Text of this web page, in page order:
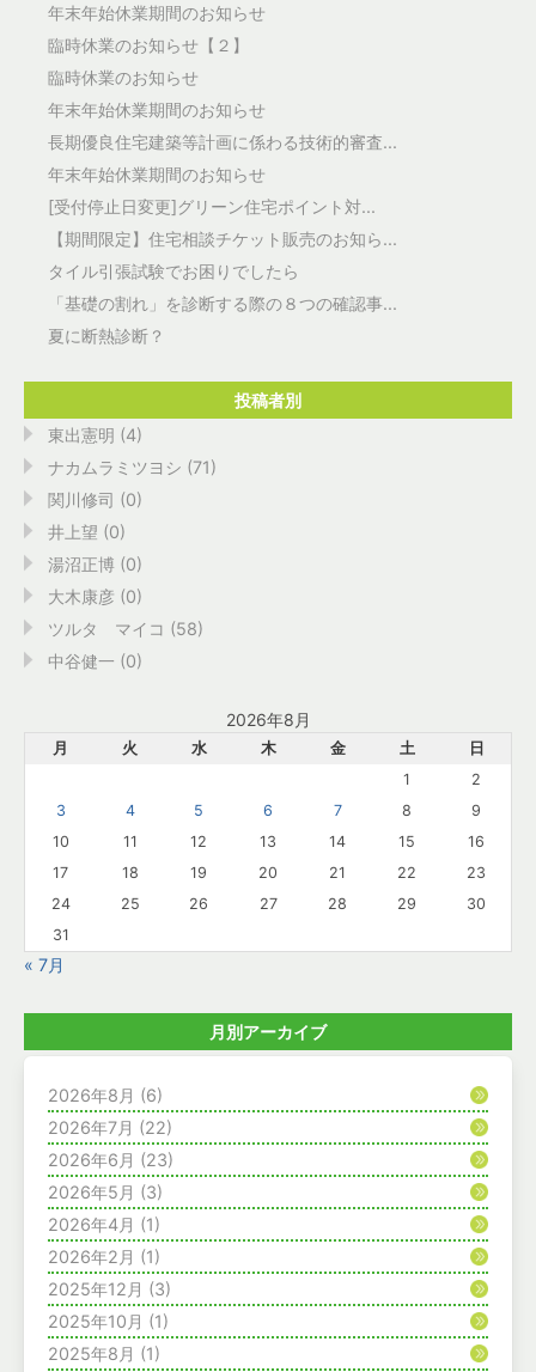
年末年始休業期間のお知らせ
臨時休業のお知らせ【２】
臨時休業のお知らせ
年末年始休業期間のお知らせ
長期優良住宅建築等計画に係わる技術的審査...
年末年始休業期間のお知らせ
[受付停止日変更]グリーン住宅ポイント対...
【期間限定】住宅相談チケット販売のお知ら...
タイル引張試験でお困りでしたら
「基礎の割れ」を診断する際の８つの確認事...
夏に断熱診断？
投稿者別
東出憲明 (4)
ナカムラミツヨシ (71)
関川修司 (0)
井上望 (0)
湯沼正博 (0)
大木康彦 (0)
ツルタ マイコ (58)
中谷健一 (0)
2026年8月
月 火 水 木 金 土
日
1
2
3
4 5 6 7 8
9
10
11 12 13 14 15
16
17
18 19 20 21 22
23
24
25 26 27 28 29
30
31
« 7月
月別アーカイブ
2026年8月 (6)
2026年7月 (22)
2026年6月 (23)
2026年5月 (3)
2026年4月 (1)
2026年2月 (1)
2025年12月 (3)
2025年10月 (1)
2025年8月 (1)